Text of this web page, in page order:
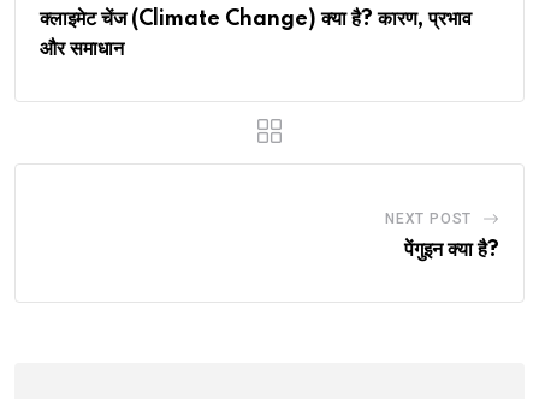
क्लाइमेट चेंज (Climate Change) क्या है? कारण, प्रभाव
और समाधान
NEXT POST
पेंगुइन क्या है?